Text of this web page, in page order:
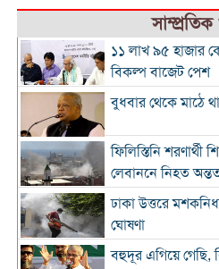
১১ লাখ ৯৫ হাজার
বিকল্প বাজেট পেশ
বুধবার থেকে মাঠে
ফিলিস্তিনি শরণার্থী
লেবাননে নিহত
ঢাকা উত্তরে
ঘোষণা
বহুদূর এগিয়ে